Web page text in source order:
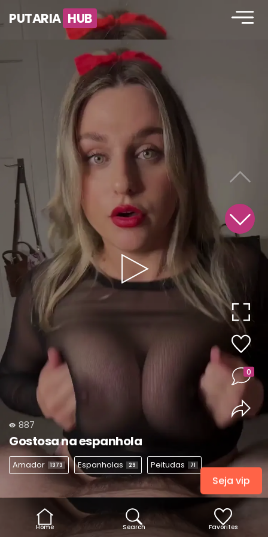
PUTARIA HUB
Play
Video
887
Gostosa na espanhola
Amador 1373 Espanholas 29 Peitudas 71
0
Home Search Favorites
Seja vip